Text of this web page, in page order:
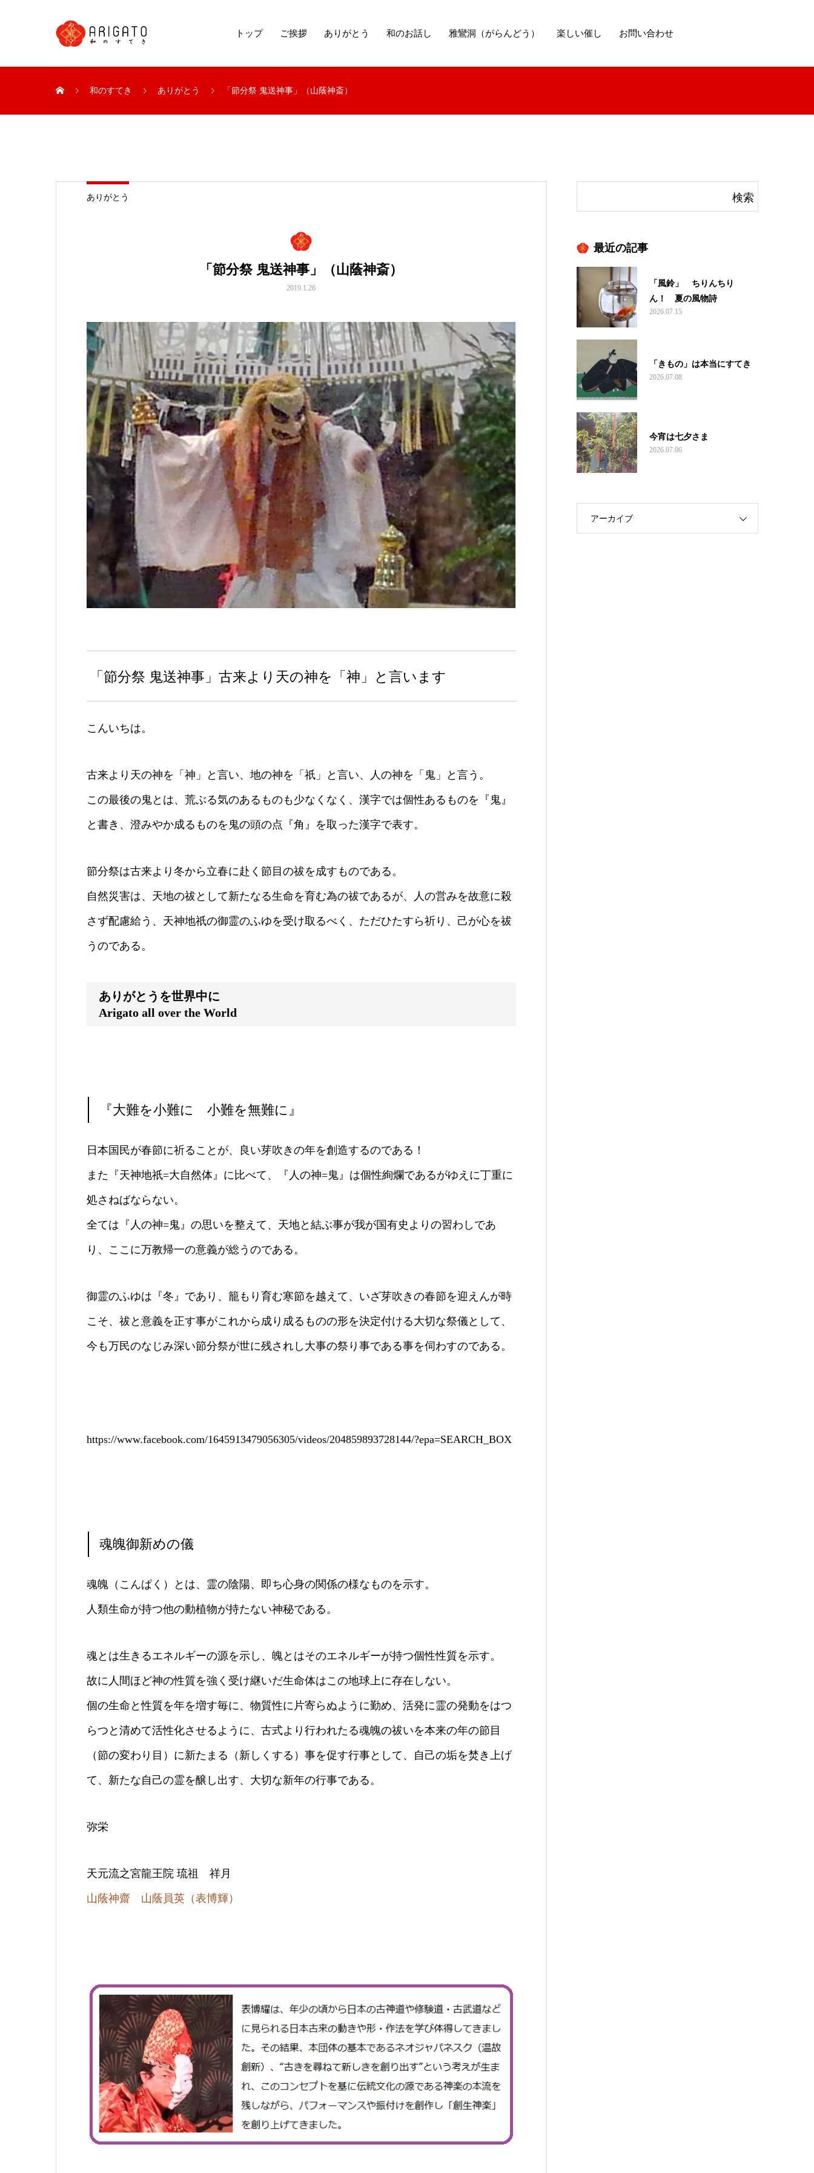
トップ ご挨拶 ありがとう 和のお話し 雅鸞洞（がらんどう） 楽しい催し お問い合わせ
和のすてき ありがとう 「節分祭 鬼送神事」（山蔭神斎）
ありがとう
「節分祭 鬼送神事」（山蔭神斎）
2019.1.26
「節分祭 鬼送神事」古来より天の神を「神」と言います
こんいちは。
古来より天の神を「 神 」と言い、地の神を「祇」と言い、 人の神を「鬼」と言う。
この最後の鬼とは、荒ぶる気のあるものも少なくなく、 漢字では個性あるものを『鬼』
と書き、 澄みやか成るものを鬼の頭の点『角』を取った漢字で表す。
節分祭は古来より冬から立春に赴く節目の祓を成すものである。
自然災害は、天地の祓として新たなる生命を育む為の祓であるが、 人の営みを故意に殺
さず配慮給う、 天神地祇の御霊のふゆを受け取るべく、ただひたすら祈り、 己が心を祓
うのである。
ありがとうを世界中に
Arigato all over the World
『大難を小難に 小難を無難に』
日本国民が春節に祈ることが、良い芽吹きの年を創造するのである！
また『天神地祇=大自然体』に比べて、『人の神=鬼』 は個性絢爛であるがゆえに丁重に
処さねばならない。
全ては『人の神=鬼』の思いを整えて、 天地と結ぶ事が我が国有史よりの習わしであ
り、 ここに万教帰一の意義が総うのである。
御霊のふゆは『冬』であり、籠もり育む寒節を越えて、 いざ芽吹きの春節を迎えんが時
こそ、祓と意義を正す事がこれから成り成るものの形を決定付ける大切な祭儀として、
今も万民のなじみ深い節分祭が世に残されし大事の祭り事である事を伺わすのである。
https://www.facebook.com/1645913479056305/videos/204859893728144/?epa=SEARCH_BOX
魂魄御新めの儀
魂魄（こんぱく）とは、霊の陰陽、即ち心身の関係の様なものを示す。
人類生命が持つ他の動植物が持たない神秘である。
魂とは生きるエネルギーの源を示し、 魄とはそのエネルギーが持つ個性性質を示す。
故に人間ほど神の性質を強く受け継いだ生命体はこの地球上に存在 しない。
個の生命と性質を年を増す毎に、物質性に片寄らぬように勤め、 活発に霊の発動をはつ
らつと清めて活性化させるように、 古式より行われたる魂魄の祓いを本来の年の節目
（節の変わり目） に新たまる（新しくする）事を促す行事として、 自己の垢を焚き上げ
て、新たな自己の霊を醸し出す、 大切な新年の行事である。
弥栄
天元流之宮龍王院 琉祖 祥月
山蔭神齋 山蔭員英（表博輝）
最近の記事
「風鈴」 ちりんちり
ん！ 夏の風物詩
2026.07.15
「きもの」は本当にすてき
2026.07.08
今宵は七夕さま
2026.07.06
アーカイブ